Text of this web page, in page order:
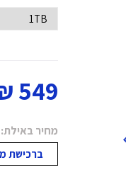
549 ₪
מחיר
ברכישת מוצר